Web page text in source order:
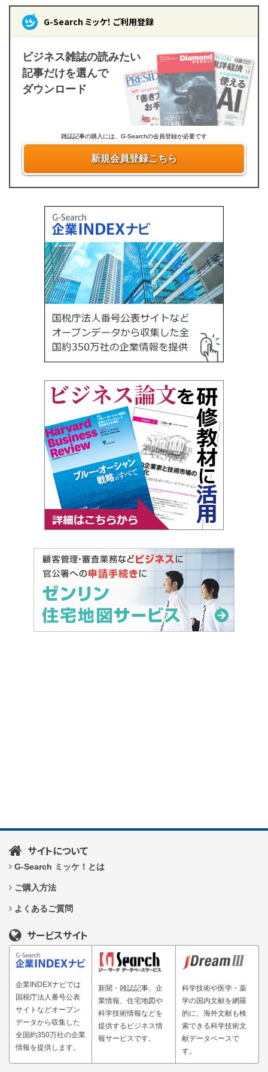
G-Search ミッケ！ ご利用登録
ビジネス雑誌の読みたい
記事だけを選んで
ダウンロード
雑誌記事の購入には、G-Searchの会員登録が必要です
新規会員登録こちら
サイトについて
G-Search ミッケ！とは
ご購入方法
よくあるご質問
サービスサイト
企業INDEXナビでは
国税庁法人番号公表
サイトなどオープン
データから収集した
全国約350万社の企業
情報を提供します。
新聞・雑誌記事、企
業情報、住宅地図や
科学技術情報などを
提供するビジネス情
報サービスです。
科学技術や医学・薬
学の国内文献を網羅
的に、海外文献も検
索できる科学技術文
献データベースで
す。